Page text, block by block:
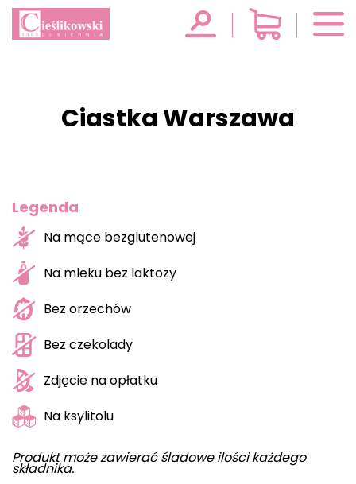
Ciastka Warszawa
Legenda
Na mące bezglutenowej
Na mleku bez laktozy
Bez orzechów
Bez czekolady
Zdjęcie na opłatku
Na ksylitolu
Produkt może zawierać śladowe ilości każdego
składnika.